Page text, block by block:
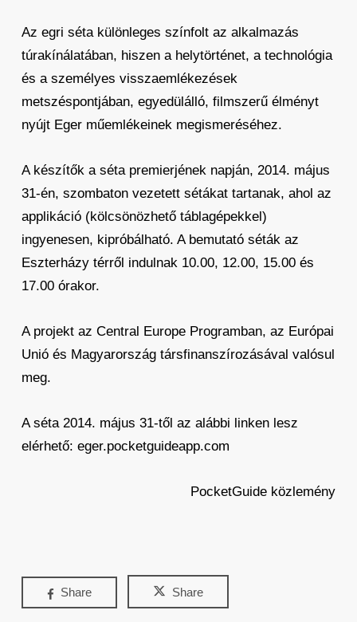
Az egri séta különleges színfolt az alkalmazás
túrakínálatában, hiszen a helytörténet, a technológia
és a személyes visszaemlékezések
metszéspontjában, egyedülálló, filmszerű élményt
nyújt Eger műemlékeinek megismeréséhez.
A készítők a séta premierjének napján, 2014. május
31-én, szombaton vezetett sétákat tartanak, ahol az
applikáció (kölcsönözhető táblagépekkel)
ingyenesen, kipróbálható. A bemutató séták az
Eszterházy térről indulnak 10.00, 12.00, 15.00 és
17.00 órakor.
A projekt az Central Europe Programban, az Európai
Unió és Magyarország társfinanszírozásával valósul
meg.
A séta 2014. május 31-től az alábbi linken lesz
elérhető: eger.pocketguideapp.com
PocketGuide közlemény
Share Share